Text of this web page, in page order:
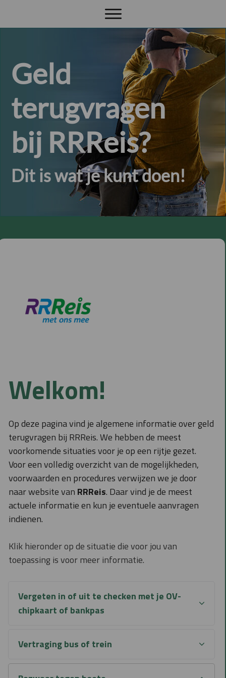
Geld
terugvragen
bij RRReis?
Dit is wat je kunt doen!
Welkom!
Op deze pagina vind je algemene informatie over geld
terugvragen bij RRReis. We hebben de meest
voorkomende situaties voor je op een rijtje gezet.
Voor een volledig overzicht van de mogelijkheden,
voorwaarden en procedures verwijzen we je door
naar website van RRReis. Daar vind je de meest
actuele informatie en kun je eventuele aanvragen
indienen.
Klik hieronder op de situatie die voor jou van
toepassing is voor meer informatie.
Vergeten in of uit te checken met je OV-
chipkaart of bankpas
Vertraging bus of trein